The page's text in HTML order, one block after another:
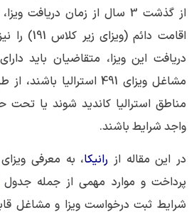
از گذشت 3 سال از زمان دریافت
اقامت دائم
دریافت این ویزا، متقاضیان باید
مشاغل ویزای 491 استرالیا
مناطق استرالیا کاندید شوند یا
واجد شرایط باشند.
در این مقاله از رانیکا
پرداخت و موارد مهمی از جمله
شرایط ثبت درخواست ویزا و مشاغل